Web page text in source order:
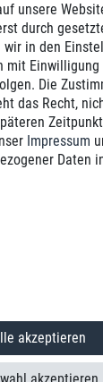
am
mit
8989
von Montag bis Freitag
TEN Computervertrieb
unsere
durch
in den
mit
Die
das Recht,
Impressum
Daten
akzeptieren